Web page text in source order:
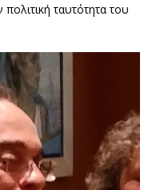
πολιτική ταυτότητα του